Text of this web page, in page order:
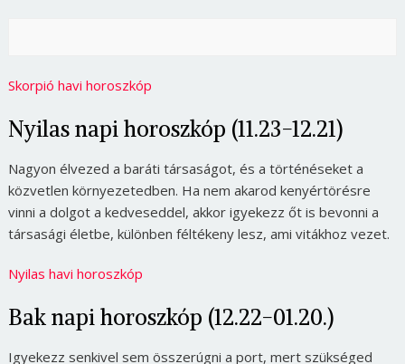
Skorpió havi horoszkóp
Nyilas napi horoszkóp (11.23-12.21)
Nagyon élvezed a baráti társaságot, és a történéseket a
közvetlen környezetedben. Ha nem akarod kenyértörésre
vinni a dolgot a kedveseddel, akkor igyekezz őt is bevonni a
társasági életbe, különben féltékeny lesz, ami vitákhoz vezet.
Nyilas havi horoszkóp
Bak napi horoszkóp (12.22-01.20.)
Igyekezz senkivel sem összerúgni a port, mert szükséged